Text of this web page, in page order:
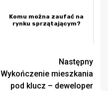
Komu można zaufać na
rynku sprzątającym?
Następny
Wykończenie mieszkania
pod klucz – deweloper